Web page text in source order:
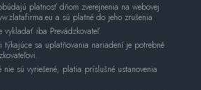
platnosť dňom zverejnenia na webovej
a sú platné do jeho zrušenia
vykladať iba Prevádzkovateľ.
týkajúce sa uplatňovania nariadení je potrebné
sú vyriešené, platia príslušné ustanovenia